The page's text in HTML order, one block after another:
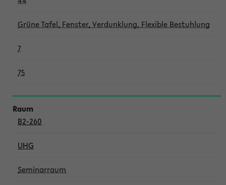
Grüne Tafel, Fenster, Verdunklung, Flexible Bestuhlung
7
75
B2-260
UHG
Seminarraum